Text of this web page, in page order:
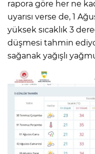
rapora göre her ne
uyarısı verse de, 1
yüksek sıcaklık 3
düşmesi tahmin
sağanak yağışlı